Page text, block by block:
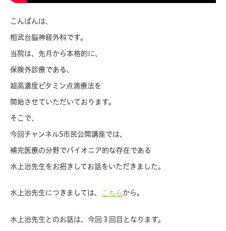
こんばんは、
相武台脳神経外科です。
当院は、先月から本格的に、
保険外診療である、
超高濃度ビタミン点滴療法を
開始させていただいております。
そこで、
今回チャンネルS市民公開講座では、
補完医療の分野でパイオニア的な存在である
水上治先生をお招きしてお話をいただきました。
水上治先生につきましては、 こちら から。
水上治先生とのお話は、今回３回目となります。